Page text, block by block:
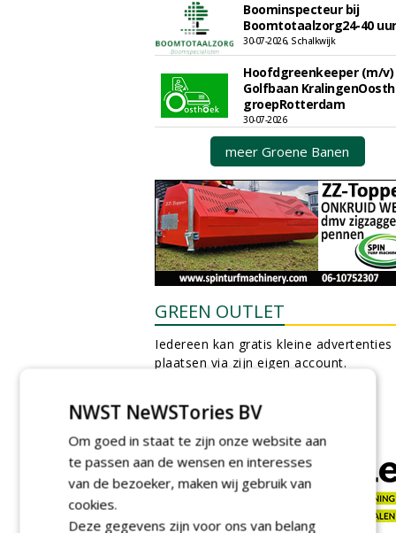
Boominspecteur bij
Boomtotaalzorg24-40 uur
30-07-2026, Schalkwijk
Hoofdgreenkeeper (m/v)
Golfbaan
groepRotterdam
30-07-2026
meer Groene Banen
GREEN OUTLET
Iedereen kan gratis kleine advertenties
plaatsen via zijn eigen account.
NWST NeWSTories BV
Om goed in staat te zijn onze website aan
te passen aan de wensen en interesses
van de bezoeker, maken wij gebruik van
cookies.
Deze gegevens zijn voor ons van belang